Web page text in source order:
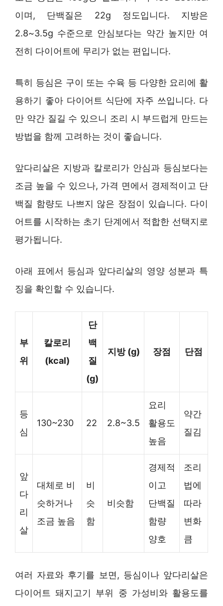
이며, 단백질은 22g 정도입니다. 지방은
2.8~3.5g 수준으로 안심보다는 약간 높지만 여
전히 다이어트에 무리가 없는 편입니다.
특히 등심은 구이 또는 수육 등 다양한 요리에 활
용하기 좋아 다이어트 식단에 자주 쓰입니다. 다
만 약간 질길 수 있으니 조리 시 부드럽게 만드는
방법을 함께 고려하는 것이 좋습니다.
앞다리살은 지방과 칼로리가 안심과 등심보다는
조금 높을 수 있으나, 가격 면에서 경제적이고 단
백질 함량도 나쁘지 않은 장점이 있습니다. 다이
어트를 시작하는 초기 단계에서 적합한 선택지로
평가됩니다.
아래 표에서 등심과 앞다리살의 영양 성분과 특
징을 확인할 수 있습니다.
부
위
칼로리
(kcal)
단
백
질
(g)
지방 (g) 장점 단점
등
심
130~230 22 2.8~3.5
요리
활용도
높음
약간
질김
앞
다
리
살
대체로 비
슷하거나
조금 높음
비
슷
함
비슷함
경제적
이고
단백질
함량
양호
조리
법에
따라
변화
큼
여러 자료와 후기를 보면, 등심이나 앞다리살은
다이어트 돼지고기 부위 중 가성비와 활용도를